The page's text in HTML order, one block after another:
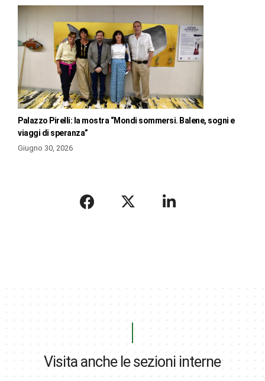
Palazzo Pirelli: la mostra “Mondi sommersi. Balene, sogni e
viaggi di speranza”
Giugno 30, 2026
Visita anche le sezioni interne